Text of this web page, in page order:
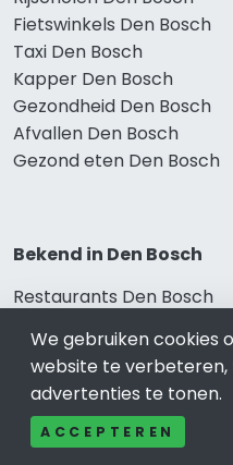
Fietswinkels Den Bosch
Taxi Den Bosch
Kapper Den Bosch
Gezondheid Den Bosch
Afvallen Den Bosch
Gezond eten Den Bosch
Bekend in Den Bosch
Restaurants Den Bosch
Schoonheidssalon Den
Tandartspraktijken Den
Loodgieters Den Bosch
Stukadoorsbedrijf Den
We gebruiken cookies
website te
advertenties te tonen.
ACCEPTEREN